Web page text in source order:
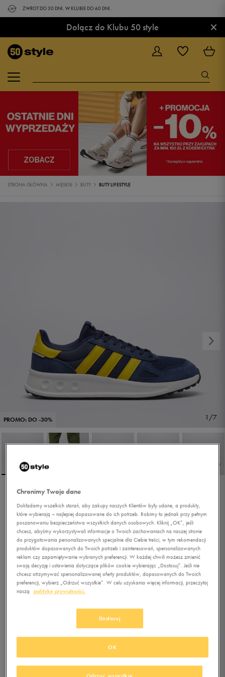
ZWROT DO 30 DNI. W KLUBIE DO 60 DNI.
Dołącz do Klubu 50 style ×
STRONA GŁÓWNA MĘSKIE BUTY BUTY LIFESTYLE
PROMO: DO -30% 1/7
ADIDAS RUN 84
5.0(17 )
206,99złz Vat
+ 1150 PKT WKLUBIE 50 STYLE
Kolor:granatowy
Wybierz rozmiar
Chronimy Twoje dane
Dokładamy wszelkich starań, aby zakupy naszych Klientów były udane, a produkty,
które wybierają – najlepiej dopasowane do ich potrzeb. Robimy to jednak przy pełnym
poszanowaniu bezpieczeństwa wszystkich danych osobowych. Kliknij „OK”, jeśli
chcesz, abyśmy wykorzystywali informacje o Twoich zachowaniach na naszej stronie
do przygotowania personalizowanych specjalnie dla Ciebie treści, w tym rekomendacji
produktów dopasowanych do Twoich potrzeb i zainteresowań, spersonalizowanych
reklam czy zapamiętywanie wybranych preferencji. W każdej chwili możesz zmienić
swoją decyzję i ustawienia dotyczące plików cookie wybierając „Dostosuj”. Jeśli nie
chcesz otrzymywać spersonalizowanej oferty produktów, dopasowanych do Twoich
preferencji, wybierz „Odrzuć wszystkie”. W celu uzyskania więcej informacji, przeczytaj
naszą
politykę prywatności.
Dostosuj
OK